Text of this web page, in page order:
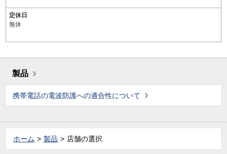
定休日
無休
製品
携帯電話の電波防護への適合性について
ホーム 製品 店舗の選択